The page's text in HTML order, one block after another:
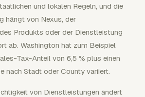
und lokalen Regeln, und die
hängt von Nexus, der
Produkts oder der Dienstleistung
ab. Washington hat zum Beispiel
Tax-Anteil von 6,5 % plus einen
nach Stadt oder County variiert.
von Dienstleistungen ändert